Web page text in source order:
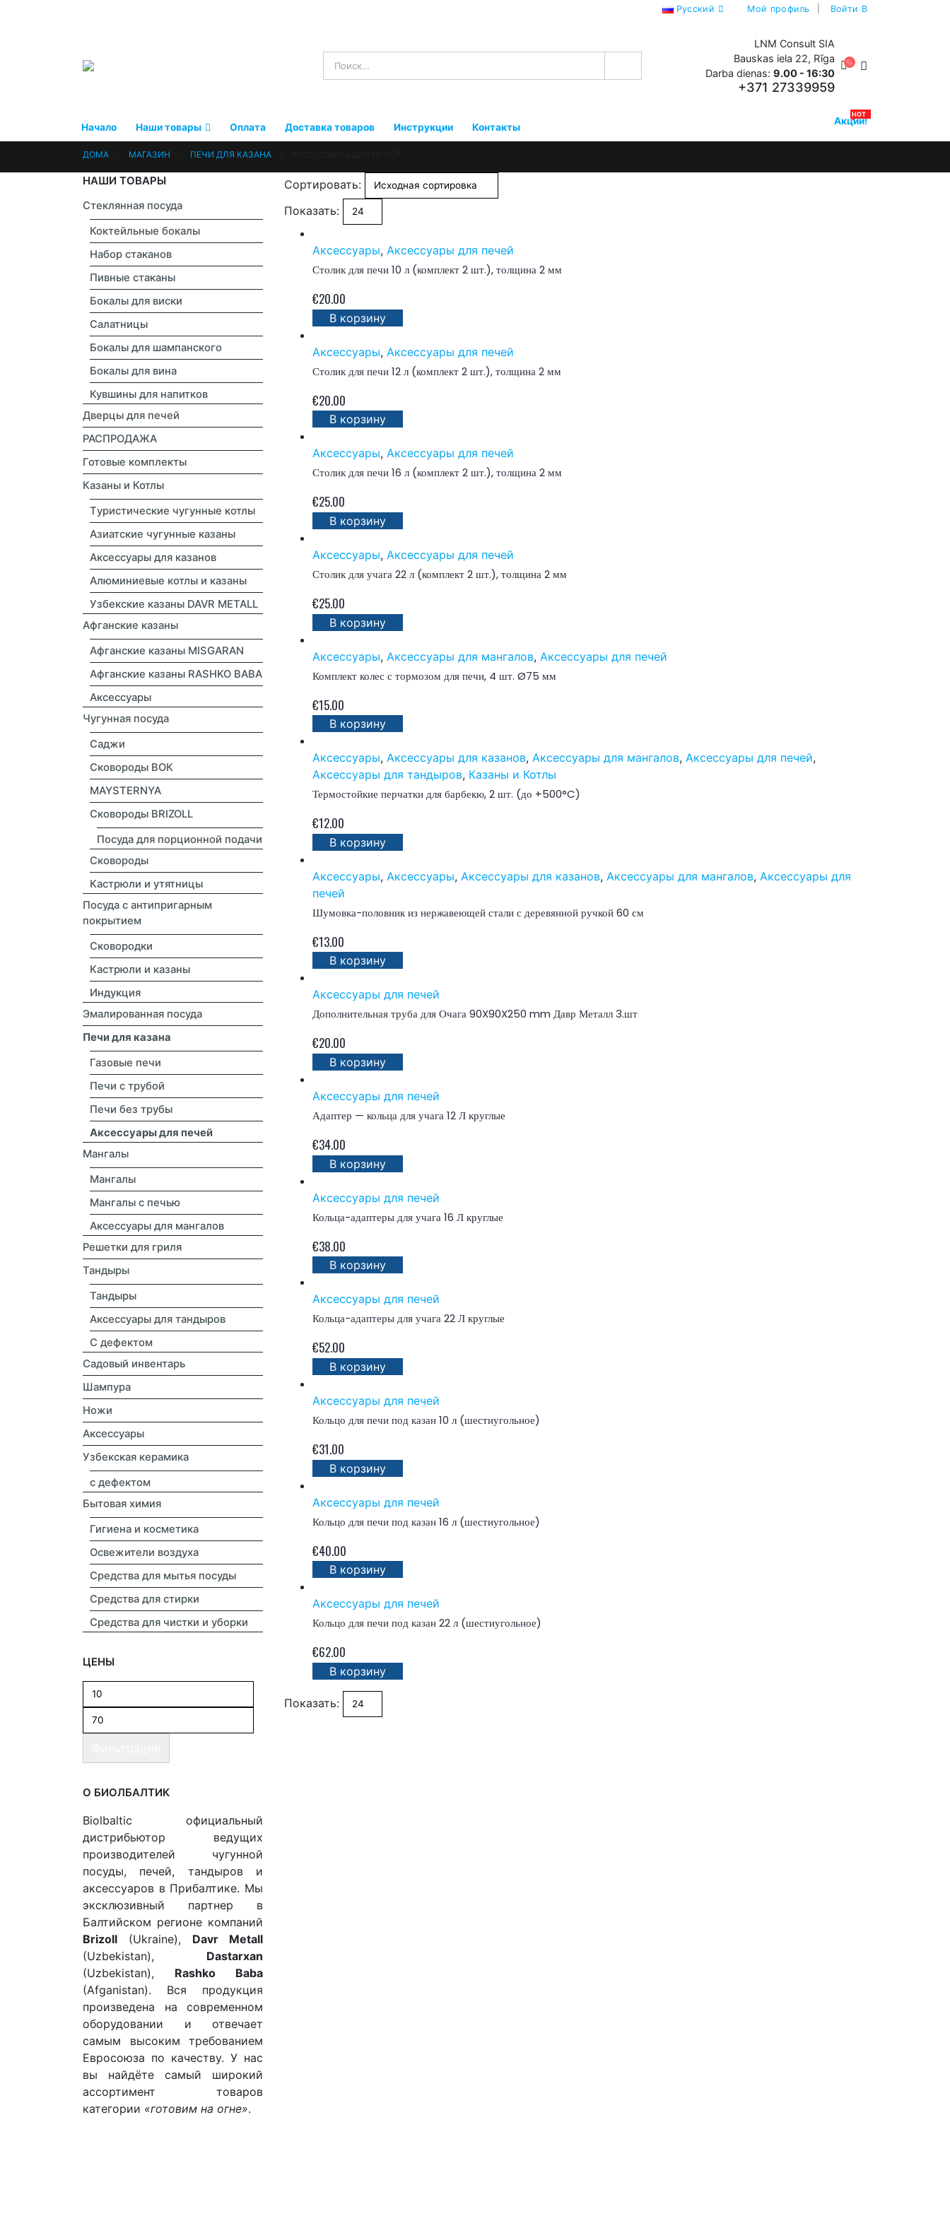
Русский Мой профиль Войти В
LNM Consult SIA
Bauskas iela 22, Rīga
Darba dienas: 9.00 - 16:30
+371 27339959
Начало Наши товары Оплата Доставка товаров Инструкции Контакты
Акции!
HOT
ДОМА МАГАЗИН ПЕЧИ ДЛЯ КАЗАНА
Сортировать:
Показать:
Аксессуары, Аксессуары для печей
Столик для печи 10 л (комплект 2 шт.), толщина 2 мм
€20.00
В корзину
Аксессуары, Аксессуары для печей
Столик для печи 12 л (комплект 2 шт.), толщина 2 мм
€20.00
В корзину
Аксессуары, Аксессуары для печей
Столик для печи 16 л (комплект 2 шт.), толщина 2 мм
€25.00
В корзину
Аксессуары, Аксессуары для печей
Столик для учага 22 л (комплект 2 шт.), толщина 2 мм
€25.00
В корзину
Аксессуары, Аксессуары для мангалов, Аксессуары для печей
Комплект колес с тормозом для печи, 4 шт. Ø75 мм
€15.00
В корзину
Аксессуары, Аксессуары для казанов, Аксессуары для мангалов, Аксессуары для печей,
Аксессуары для тандыров, Казаны и Котлы
Термостойкие перчатки для барбекю, 2 шт. (до +500°C)
€12.00
В корзину
Аксессуары, Аксессуары, Аксессуары для казанов, Аксессуары для мангалов, Аксессуары для
печей
Шумовка-половник из нержавеющей стали с деревянной ручкой 60 см
€13.00
В корзину
Аксессуары для печей
Дополнительная труба для Очага 90X90X250 mm Давр Металл 3.шт
€20.00
В корзину
Аксессуары для печей
Адаптер — кольца для учага 12 Л круглые
€34.00
В корзину
Аксессуары для печей
Кольца-адаптеры для учага 16 Л круглые
€38.00
В корзину
Аксессуары для печей
Кольца-адаптеры для учага 22 Л круглые
€52.00
В корзину
Аксессуары для печей
Кольцо для печи под казан 10 л (шестиугольное)
€31.00
В корзину
Аксессуары для печей
Кольцо для печи под казан 16 л (шестиугольное)
€40.00
В корзину
Аксессуары для печей
Кольцо для печи под казан 22 л (шестиугольное)
€62.00
В корзину
Показать:
НАШИ ТОВАРЫ
Стеклянная посуда
Коктейльные бокалы
Набор стаканов
Пивные стаканы
Бокалы для виски
Салатницы
Бокалы для шампанского
Бокалы для вина
Кувшины для напитков
Дверцы для печей
РАСПРОДАЖА
Готовые комплекты
Казаны и Котлы
Tуристические чугунные котлы
Азиатские чугунные казаны
Аксессуары для казанов
Алюминиевые котлы и казаны
Узбекские казаны DAVR METALL
Афганские казаны
Афганские казаны MISGARAN
Афганские казаны RASHKO BABA
Аксессуары
Чугунная посуда
Саджи
Сковороды ВОК
MAYSTERNYA
Сковороды BRIZOLL
Посуда для порционной подачи
Сковороды
Кастрюли и утятницы
Посуда с антипригарным
покрытием
Сковородки
Кастрюли и казаны
Индукция
Эмалированная посуда
Печи для казана
Газовые печи
Печи с трубой
Печи без трубы
Аксессуары для печей
Мангалы
Мангалы
Мангалы с печью
Аксессуары для мангалов
Решетки для гриля
Тандыры
Тандыры
Аксессуары для тандыров
С дефектом
Садовый инвентарь
Шампура
Ножи
Аксессуары
Узбекская керамика
с дефектом
Бытовая химия
Гигиена и косметика
Освежители воздуха
Средства для мытья посуды
Средства для стирки
Средства для чистки и уборки
ЦЕНЫ
О БИОЛБАЛТИК
Biolbaltic официальный
дистрибьютор ведущих
производителей чугунной
посуды, печей, тандыров и
аксессуаров в Прибалтике. Мы
эксклюзивный партнер в
Балтийском регионе компаний
Brizoll (Ukraine), Davr Metall
(Uzbekistan), Dastarxan
(Uzbekistan), Rashko Baba
(Afganistan). Вся продукция
произведена на современном
оборудовании и отвечает
самым высоким требованием
Евросоюза по качеству. У нас
вы найдёте самый широкий
ассортимент товаров
категории «готовим на огне».